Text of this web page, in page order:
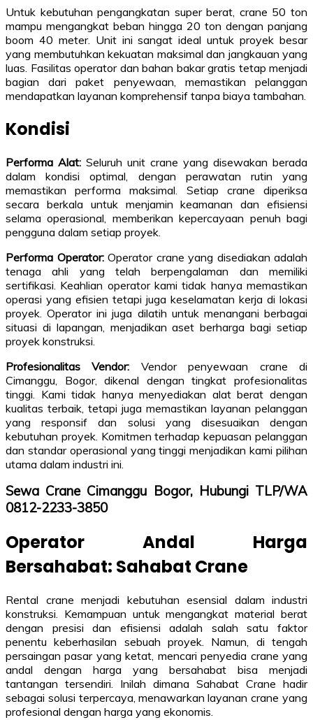
Untuk kebutuhan pengangkatan super berat, crane 50 ton
mampu mengangkat beban hingga 20 ton dengan panjang
boom 40 meter. Unit ini sangat ideal untuk proyek besar
yang membutuhkan kekuatan maksimal dan jangkauan yang
luas. Fasilitas operator dan bahan bakar gratis tetap menjadi
bagian dari paket penyewaan, memastikan pelanggan
mendapatkan layanan komprehensif tanpa biaya tambahan.
Kondisi
Performa Alat: Seluruh unit crane yang disewakan berada
dalam kondisi optimal, dengan perawatan rutin yang
memastikan performa maksimal. Setiap crane diperiksa
secara berkala untuk menjamin keamanan dan efisiensi
selama operasional, memberikan kepercayaan penuh bagi
pengguna dalam setiap proyek.
Performa Operator:Operator crane yang disediakan adalah
tenaga ahli yang telah berpengalaman dan memiliki
sertifikasi. Keahlian operator kami tidak hanya memastikan
operasi yang efisien tetapi juga keselamatan kerja di lokasi
proyek. Operator ini juga dilatih untuk menangani berbagai
situasi di lapangan, menjadikan aset berharga bagi setiap
proyek konstruksi.
Profesionalitas Vendor: Vendor penyewaan crane di
Cimanggu, Bogor, dikenal dengan tingkat profesionalitas
tinggi. Kami tidak hanya menyediakan alat berat dengan
kualitas terbaik, tetapi juga memastikan layanan pelanggan
yang responsif dan solusi yang disesuaikan dengan
kebutuhan proyek. Komitmen terhadap kepuasan pelanggan
dan standar operasional yang tinggi menjadikan kami pilihan
utama dalam industri ini.
Sewa Crane Cimanggu Bogor, Hubungi TLP/WA
0812-2233-3850
Operator Andal Harga
Bersahabat: Sahabat Crane
Rental crane menjadi kebutuhan esensial dalam industri
konstruksi. Kemampuan untuk mengangkat material berat
dengan presisi dan efisiensi adalah salah satu faktor
penentu keberhasilan sebuah proyek. Namun, di tengah
persaingan pasar yang ketat, mencari penyedia crane yang
andal dengan harga yang bersahabat bisa menjadi
tantangan tersendiri. Inilah dimana Sahabat Crane hadir
sebagai solusi terpercaya, menawarkan layanan crane yang
profesional dengan harga yang ekonomis.